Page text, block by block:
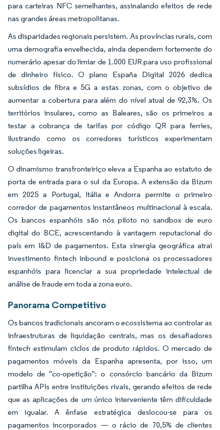
para carteiras NFC semelhantes, assinalando efeitos de rede
nas grandes áreas metropolitanas.
As disparidades regionais persistem. As províncias rurais, com
uma demografia envelhecida, ainda dependem fortemente do
numerário apesar do limiar de 1.000 EUR para uso profissional
de dinheiro físico. O plano España Digital 2026 dedica
subsídios de fibra e 5G a estas zonas, com o objetivo de
aumentar a cobertura para além do nível atual de 92,3%. Os
territórios insulares, como as Baleares, são os primeiros a
testar a cobrança de tarifas por código QR para ferries,
ilustrando como os corredores turísticos experimentam
soluções ligeiras.
O dinamismo transfronteiriço eleva a Espanha ao estatuto de
porta de entrada para o sul da Europa. A extensão da Bizum
em 2025 a Portugal, Itália e Andorra permite o primeiro
corredor de pagamentos instantâneos multinacional à escala.
Os bancos espanhóis são nós piloto no sandbox de euro
digital do BCE, acrescentando à vantagem reputacional do
país em I&D de pagamentos. Esta sinergia geográfica atrai
investimento fintech inbound e posiciona os processadores
espanhóis para licenciar a sua propriedade intelectual de
análise de fraude em toda a zona euro.
Panorama Competitivo
Os bancos tradicionais ancoram o ecossistema ao controlar as
infraestruturas de liquidação centrais, mas os desafiadores
fintech estimulam ciclos de produto rápidos. O mercado de
pagamentos móveis da Espanha apresenta, por isso, um
modelo de "co-opetição": o consórcio bancário da Bizum
partilha APIs entre instituições rivais, gerando efeitos de rede
que as aplicações de um único interveniente têm dificuldade
em igualar. A ênfase estratégica deslocou-se para os
pagamentos incorporados — o rácio de 70,5% de clientes